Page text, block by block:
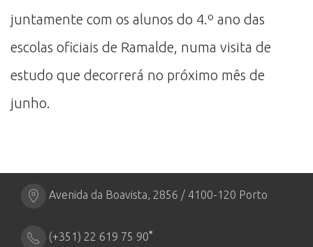
juntamente com os alunos do 4.º ano das
escolas oficiais de Ramalde, numa visita de
estudo que decorrerá no próximo mês de
junho.
Avenida da Boavista, 2856 / 4100-120 Porto
(+351) 22 619 75 90*